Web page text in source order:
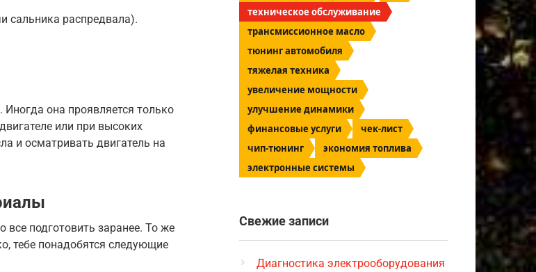
сальника распредвала).
Иногда она проявляется только
или при высоких
и осматривать двигатель на
все подготовить заранее. То же
тебе понадобятся следующие
техническое обслуживание
трансмиссионное масло
тюнинг автомобиля
тяжелая техника
увеличение мощности
улучшение динамики
финансовые услуги
чек-лист
чип-тюнинг
экономия топлива
электронные системы
Свежие записи
Диагностика электрооборудования